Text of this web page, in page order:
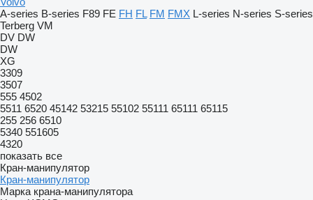
A-series B-series F89 FE FH FL FM FMX L-series N-series S-series
Terberg VM
DV DW
DW
XG
3309
3507
555 4502
5511 6520 45142 53215 55102 55111 65111 65115
255 256 6510
5340 551605
4320
показать все
Кран-манипулятор
Кран-манипулятор
Марка крана-манипулятора